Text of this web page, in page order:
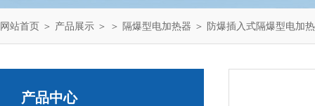
网站首页 ＞ 产品展示 ＞ ＞ 隔爆型电加热器 ＞ 防爆插入式隔爆型电加
产品中心